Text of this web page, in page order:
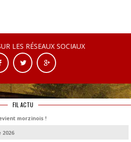
LES RÉSEAUX SOCIAUX
FIL ACTU
morzinois !